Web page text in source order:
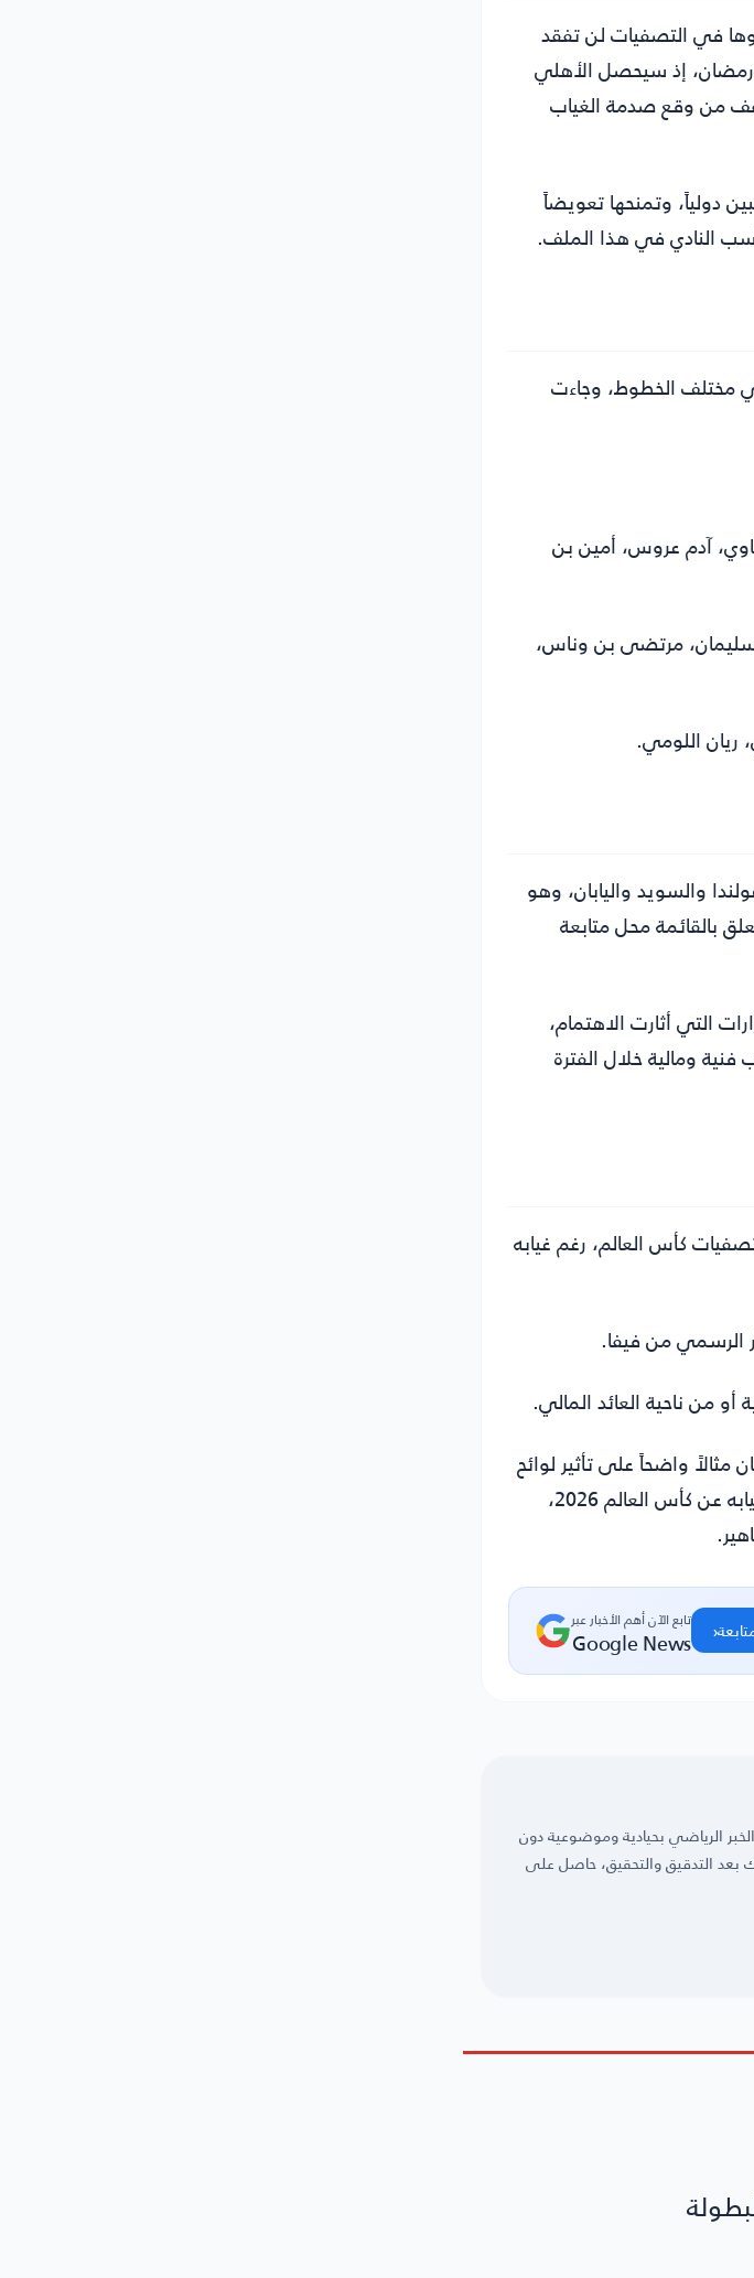
التي ساهم لاعبوها في التصفيات لن تفقد
رمضان، إذ سيحصل الأهلي
من وقع صدمة الغياب
دولياً، وتمنحها تعويضاً
النادي في هذا الملف.
مختلف الخطوط، وجاءت
آدم عروس، أمين بن
سليمان، مرتضى بن وناس،
ريان اللومي.
والسويد واليابان، وهو
بالقائمة محل متابعة
التي أثارت الاهتمام،
ومالية خلال الفترة
كأس العالم، رغم غيابه
واضحاً على تأثير لوائح
فيفا في ربط المشاركة الدولية بحقوق الأندية، وهو ما يمنح الأهلي منفعة مباشرة رغم غيابه عن كأس العالم 2026،
تابع الآن أهم الأخبار عبر
Google News ‹
الرياضي بحيادية وموضوعية دون
بعد التدقيق والتحقيق، حاصل على